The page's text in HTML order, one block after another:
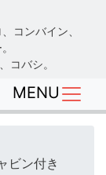
コンバイン、
コバシ。
MENU
ビン付き